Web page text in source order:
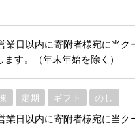
業日以内に寄附者様宛に当ク
す。（年末年始を除く）
定期 ギフト のし
業日以内に寄附者様宛に当ク